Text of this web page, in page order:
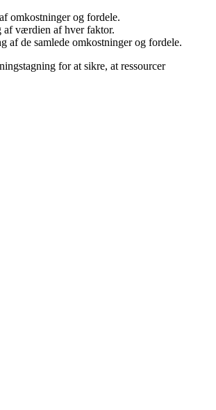
omkostninger og fordele.
værdien af hver faktor.
af de samlede omkostninger og fordele.
for at sikre, at ressourcer